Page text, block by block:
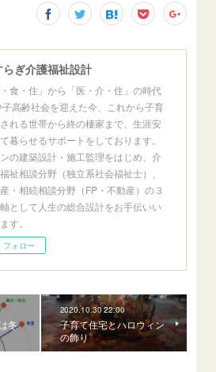
らぎ介護福祉設計
・食・住」から「医・介・住」の時代
子高齢社会を迎えた今、これから子育
れる世帯から終の棲家まで、生涯安
暮らせるサポートをしております。
ンの建築設計・施工監理をはじめ、介
祉相談分野（独立系社会福祉士）、
・相続相談分野（FP・不動産）の３
として人生の総合設計をお手伝いい
す。
フォロー
冬
2020.10.30 22:00
子育て住宅とハロウィン
の飾り